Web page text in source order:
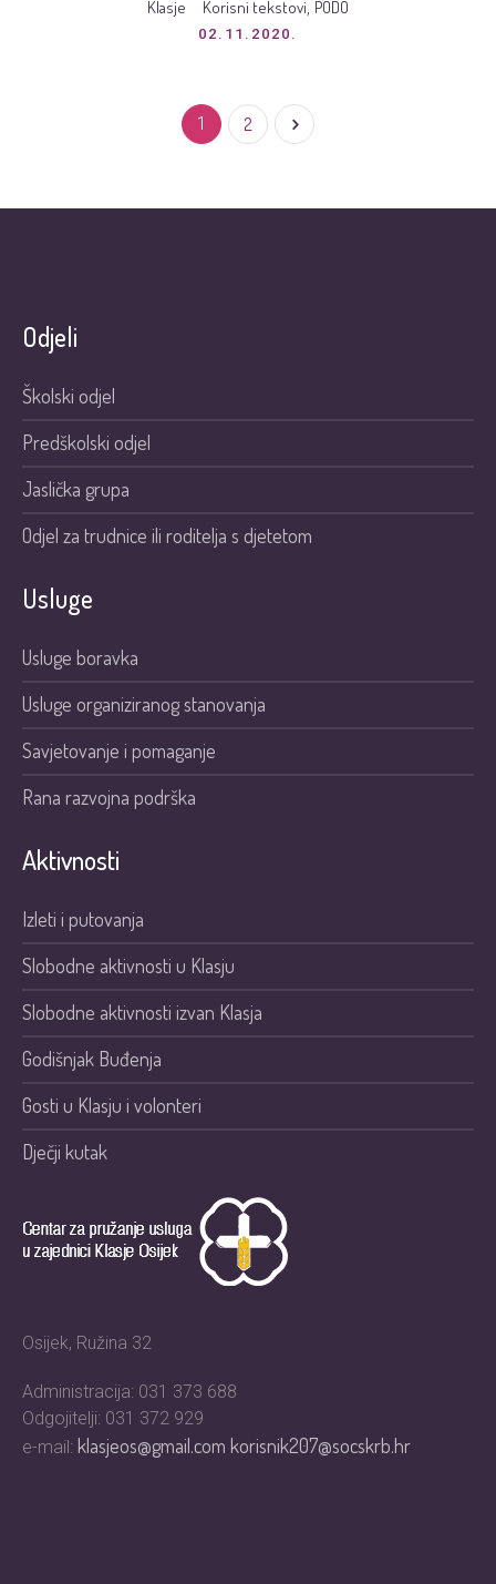
Klasje Korisni tekstovi, PODO
02.11.2020.
1 2
Odjeli
Školski odjel
Predškolski odjel
Jaslička grupa
Odjel za trudnice ili roditelja s djetetom
Usluge
Usluge boravka
Usluge organiziranog stanovanja
Savjetovanje i pomaganje
Rana razvojna podrška
Aktivnosti
Izleti i putovanja
Slobodne aktivnosti u Klasju
Slobodne aktivnosti izvan Klasja
Godišnjak Buđenja
Gosti u Klasju i volonteri
Dječji kutak
Osijek, Ružina 32
Administracija: 031 373 688
Odgojitelji: 031 372 929
e-mail: klasjeos@gmail.comkorisnik207@socskrb.hr